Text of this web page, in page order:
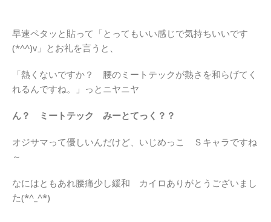
早速ペタッと貼って「とってもいい感じで気持ちいいです
(*^^)v」とお礼を言うと、
「熱くないですか？ 腰のミートテックが熱さを和らげてく
れるんですね。」っとニヤニヤ
ん？ ミートテック みーとてっく？？
オジサマって優しいんだけど、いじめっこ Ｓキャラですね
～
なにはともあれ腰痛少し緩和 カイロありがとうございまし
た(*^_^*)